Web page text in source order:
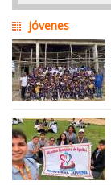
jóvenes